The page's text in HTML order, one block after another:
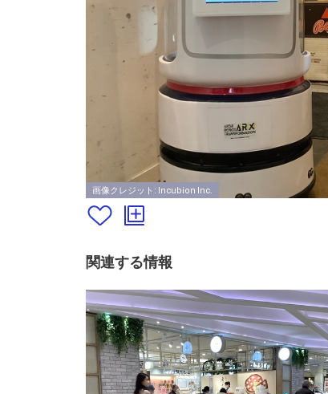
画像クレジット: Incubion Inc.
関連する情報